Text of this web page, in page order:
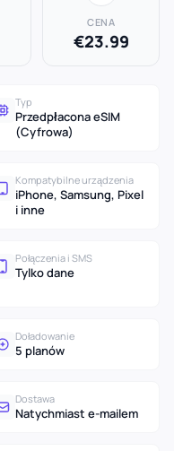
CENA
€23.99
Typ
Przedpłacona eSIM
(Cyfrowa)
Kompatybilne urządzenia
iPhone, Samsung, Pixel
i inne
Połączenia i SMS
Tylko dane
Doładowanie
5 planów
Dostawa
Natychmiast e-mailem